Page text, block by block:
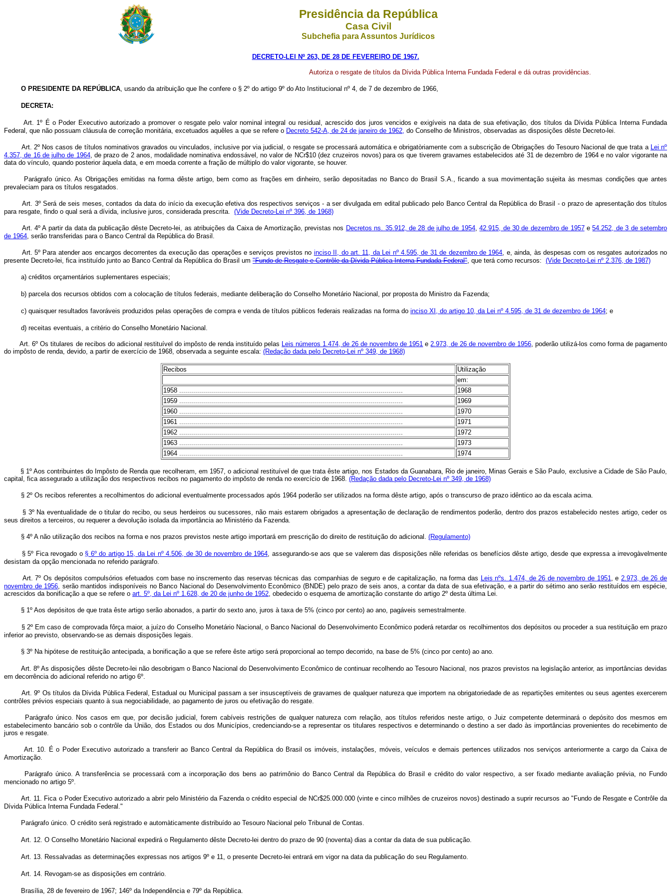
Presidência da República
Casa Civil
Subchefia para Assuntos Jurídicos
DECRETO-LEI Nº 263, DE 28 DE FEVEREIRO DE 1967.
Autoriza o resgate de títulos da Dívida Pública Interna Fundada Federal e dá outras providências.
O PRESIDENTE DA REPÚBLICA, usando da atribuição que lhe confere o § 2º do artigo 9º do Ato Institucional nº 4, de 7 de dezembro de 1966,
DECRETA:
Art. 1º É o Poder Executivo autorizado a promover o resgate pelo valor nominal integral ou residual, acrescido dos juros vencidos e exigíveis na data de sua efetivação, dos títulos da Dívida Pública Interna Fundada
Federal, que não possuam cláusula de correção monitária, excetuados aquêles a que se refere o Decreto 542-A, de 24 de janeiro de 1962, do Conselho de Ministros, observadas as disposições dêste Decreto-lei.
Art. 2º Nos casos de títulos nominativos gravados ou vinculados, inclusive por via judicial, o resgate se processará automática e obrigatòriamente com a subscrição de Obrigações do Tesouro Nacional de que trata a Lei nº
4.357, de 16 de julho de 1964, de prazo de 2 anos, modalidade nominativa endossável, no valor de NCr$10 (dez cruzeiros novos) para os que tiverem gravames estabelecidos até 31 de dezembro de 1964 e no valor vigorante na
data do vínculo, quando posterior àquela data, e em moeda corrente a fração de múltiplo do valor vigorante, se houver.
Parágrafo único. As Obrigações emitidas na forma dêste artigo, bem como as frações em dinheiro, serão depositadas no Banco do Brasil S.A., ficando a sua movimentação sujeita às mesmas condições que antes
prevaleciam para os títulos resgatados.
Art. 3º Será de seis meses, contados da data do início da execução efetiva dos respectivos serviços - a ser divulgada em edital publicado pelo Banco Central da República do Brasil - o prazo de apresentação dos títulos
para resgate, findo o qual será a dívida, inclusive juros, considerada prescrita. (Vide Decreto-Lei nº 396, de 1968)
Art. 4º A partir da data da publicação dêste Decreto-lei, as atribuições da Caixa de Amortização, previstas nos Decretos ns. 35.912, de 28 de julho de 1954,42.915, de 30 de dezembro de 1957e54.252, de 3 de setembro
de 1964, serão transferidas para o Banco Central da República do Brasil.
Art. 5º Para atender aos encargos decorrentes da execução das operações e serviços previstos no inciso II, do art. 11, da Lei nº 4.595, de 31 de dezembro de 1964, e, ainda, às despesas com os resgates autorizados no
presente Decreto-lei, fica instituído junto ao Banco Central da República do Brasil um "Fundo de Resgate e Contrôle da Dívida Pública Interna Fundada Federal", que terá como recursos: (Vide Decreto-Lei nº 2.376, de 1987)
a) créditos orçamentários suplementares especiais;
b) parcela dos recursos obtidos com a colocação de títulos federais, mediante deliberação do Conselho Monetário Nacional, por proposta do Ministro da Fazenda;
c) quaisquer resultados favoráveis produzidos pelas operações de compra e venda de títulos públicos federais realizadas na forma do inciso XI, do artigo 10, da Lei nº 4.595, de 31 de dezembro de 1964; e
d) receitas eventuais, a critério do Conselho Monetário Nacional.
Art. 6º Os titulares de recibos do adicional restituível do impôsto de renda instituído pelas Leis números 1.474, de 26 de novembro de 1951 e2.973, de 26 de novembro de 1956, poderão utilizá-los como forma de pagamento
do impôsto de renda, devido, a partir de exercício de 1968, observada a seguinte escala: (Redação dada pelo Decreto-Lei nº 349, de 1968)
Recibos
Utilização
em:
1958 ................................................................................................................
1968
1959 ................................................................................................................
1969
1960 ................................................................................................................
1970
1961 ................................................................................................................
1971
1962 ................................................................................................................
1972
1963 ................................................................................................................
1973
1964 ................................................................................................................
1974
§ 1º Aos contribuintes do Impôsto de Renda que recolheram, em 1957, o adicional restituível de que trata êste artigo, nos Estados da Guanabara, Rio de janeiro, Minas Gerais e São Paulo, exclusive a Cidade de São Paulo,
capital, fica assegurado a utilização dos respectivos recibos no pagamento do impôsto de renda no exercício de 1968. (Redação dada pelo Decreto-Lei nº 349, de 1968)
§ 2º Os recibos referentes a recolhimentos do adicional eventualmente processados após 1964 poderão ser utilizados na forma dêste artigo, após o transcurso de prazo idêntico ao da escala acima.
§ 3º Na eventualidade de o titular do recibo, ou seus herdeiros ou sucessores, não mais estarem obrigados a apresentação de declaração de rendimentos poderão, dentro dos prazos estabelecido nestes artigo, ceder os
seus direitos a terceiros, ou requerer a devolução isolada da importância ao Ministério da Fazenda.
§ 4º A não utilização dos recibos na forma e nos prazos previstos neste artigo importará em prescrição do direito de restituição do adicional. (Regulamento)
§ 5º Fica revogado o § 6º do artigo 15, da Lei nº 4.506, de 30 de novembro de 1964, assegurando-se aos que se valerem das disposições nêle referidas os benefícios dêste artigo, desde que expressa a irrevogàvelmente
desistam da opção mencionada no referido parágrafo.
Art. 7º Os depósitos compulsórios efetuados com base no inscremento das reservas técnicas das companhias de seguro e de capitalização, na forma das Leis nºs. 1.474, de 26 de novembro de 1951, e2.973, de 26 de
novembro de 1956, serão mantidos indisponíveis no Banco Nacional do Desenvolvimento Econômico (BNDE) pelo prazo de seis anos, a contar da data de sua efetivação, e a partir do sétimo ano serão restituídos em espécie,
acrescidos da bonificação a que se refere o art. 5º, da Lei nº 1.628, de 20 de junho de 1952, obedecido o esquema de amortização constante do artigo 2º desta última Lei.
§ 1º Aos depósitos de que trata êste artigo serão abonados, a partir do sexto ano, juros à taxa de 5% (cinco por cento) ao ano, pagáveis semestralmente.
§ 2º Em caso de comprovada fôrça maior, a juízo do Conselho Monetário Nacional, o Banco Nacional do Desenvolvimento Econômico poderá retardar os recolhimentos dos depósitos ou proceder a sua restituição em prazo
inferior ao previsto, observando-se as demais disposições legais.
§ 3º Na hipótese de restituição antecipada, a bonificação a que se refere êste artigo será proporcional ao tempo decorrido, na base de 5% (cinco por cento) ao ano.
Art. 8º As disposições dêste Decreto-lei não desobrigam o Banco Nacional do Desenvolvimento Econômico de continuar recolhendo ao Tesouro Nacional, nos prazos previstos na legislação anterior, as importâncias devidas
em decorrência do adicional referido no artigo 6º.
Art. 9º Os títulos da Dívida Pública Federal, Estadual ou Municipal passam a ser insusceptíveis de gravames de qualquer natureza que importem na obrigatoriedade de as repartições emitentes ou seus agentes exercerem
contrôles prévios especiais quanto à sua negociabilidade, ao pagamento de juros ou efetivação do resgate.
Parágrafo único. Nos casos em que, por decisão judicial, forem cabíveis restrições de qualquer natureza com relação, aos títulos referidos neste artigo, o Juiz competente determinará o depósito dos mesmos em
estabelecimento bancário sob o contrôle da União, dos Estados ou dos Municípios, credenciando-se a representar os titulares respectivos e determinando o destino a ser dado às importâncias provenientes do recebimento de
juros e resgate.
Art. 10. É o Poder Executivo autorizado a transferir ao Banco Central da República do Brasil os imóveis, instalações, móveis, veículos e demais pertences utilizados nos serviços anteriormente a cargo da Caixa de
Amortização.
Parágrafo único. A transferência se processará com a incorporação dos bens ao patrimônio do Banco Central da República do Brasil e crédito do valor respectivo, a ser fixado mediante avaliação prévia, no Fundo
mencionado no artigo 5º.
Art. 11. Fica o Poder Executivo autorizado a abrir pelo Ministério da Fazenda o crédito especial de NCr$25.000.000 (vinte e cinco milhões de cruzeiros novos) destinado a suprir recursos ao "Fundo de Resgate e Contrôle da
Dívida Pública Interna Fundada Federal."
Parágrafo único. O crédito será registrado e automàticamente distribuído ao Tesouro Nacional pelo Tribunal de Contas.
Art. 12. O Conselho Monetário Nacional expedirá o Regulamento dêste Decreto-lei dentro do prazo de 90 (noventa) dias a contar da data de sua publicação.
Art. 13. Ressalvadas as determinações expressas nos artigos 9º e 11, o presente Decreto-lei entrará em vigor na data da publicação do seu Regulamento.
Art. 14. Revogam-se as disposições em contrário.
Brasília, 28 de fevereiro de 1967; 146º da Independência e 79º da República.